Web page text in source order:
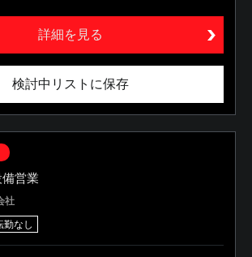
詳細を見る
検討中リストに保存
備営業
社
勤なし